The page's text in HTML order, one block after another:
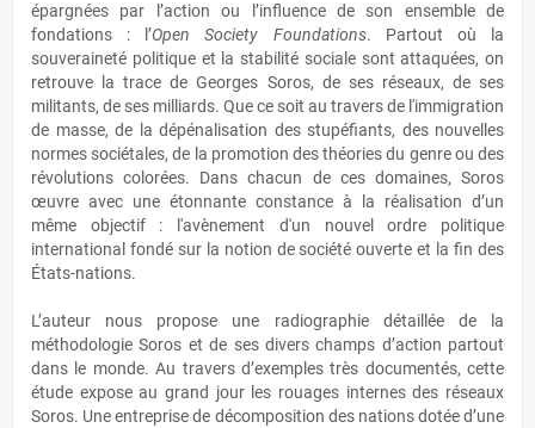
épargnées par l’action ou l’influence de son ensemble de
fondations : l’Open Society Foundations. Partout où la
souveraineté politique et la stabilité sociale sont attaquées, on
retrouve la trace de Georges Soros, de ses réseaux, de ses
militants, de ses milliards. Que ce soit au travers de l'immigration
de masse, de la dépénalisation des stupéfiants, des nouvelles
normes sociétales, de la promotion des théories du genre ou des
révolutions colorées. Dans chacun de ces domaines, Soros
œuvre avec une étonnante constance à la réalisation d’un
même objectif : l'avènement d'un nouvel ordre politique
international fondé sur la notion de société ouverte et la fin des
États-nations.
L’auteur nous propose une radiographie détaillée de la
méthodologie Soros et de ses divers champs d’action partout
dans le monde. Au travers d’exemples très documentés, cette
étude expose au grand jour les rouages internes des réseaux
Soros. Une entreprise de décomposition des nations dotée d’une